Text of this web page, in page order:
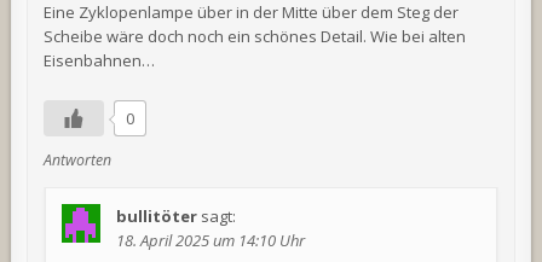
Eine Zyklopenlampe über in der Mitte über dem Steg der
Scheibe wäre doch noch ein schönes Detail. Wie bei alten
Eisenbahnen…
0
Antworten
bullitöter sagt:
18. April 2025 um 14:10 Uhr